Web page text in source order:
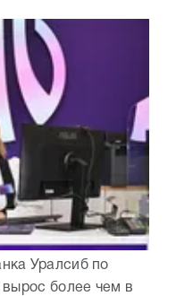
Уралсиб по
вырос более чем в